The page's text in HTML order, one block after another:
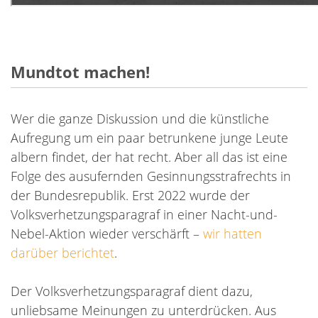
Mundtot machen!
Wer die ganze Diskussion und die künstliche
Aufregung um ein paar betrunkene junge Leute
albern findet, der hat recht. Aber all das ist eine
Folge des ausufernden Gesinnungsstrafrechts in
der Bundesrepublik. Erst 2022 wurde der
Volksverhetzungsparagraf in einer Nacht-und-
Nebel-Aktion wieder verschärft – wir hatten
darüber berichtet.
Der Volksverhetzungsparagraf dient dazu,
unliebsame Meinungen zu unterdrücken. Aus